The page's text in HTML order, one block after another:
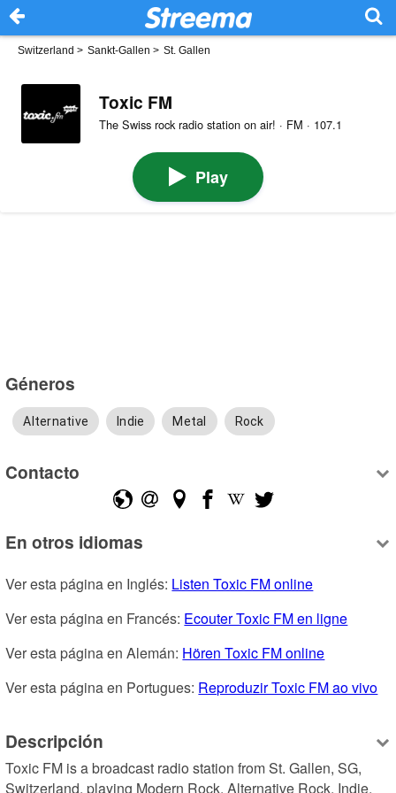
Switzerland > Sankt-Gallen > St. Gallen
Toxic FM
The Swiss rock radio station on air! · FM · 107.1
Play
Géneros
Alternative Indie Metal Rock
Contacto
En otros idiomas
Ver esta página en Inglés: Listen Toxic FM online
Ver esta página en Francés: Ecouter Toxic FM en ligne
Ver esta página en Alemán: Hören Toxic FM online
Ver esta página en Portugues: Reproduzir Toxic FM ao vivo
Descripción
Toxic FM is a broadcast radio station from St. Gallen, SG,
Switzerland, playing Modern Rock, Alternative Rock, Indie,